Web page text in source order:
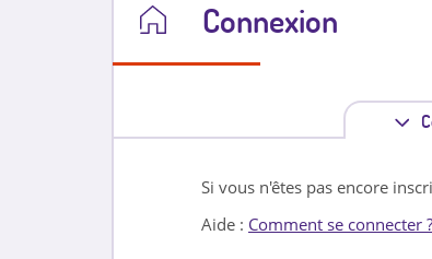
Connexion
Si vous n'êtes pas encore
Aide : Comment se connecter ?